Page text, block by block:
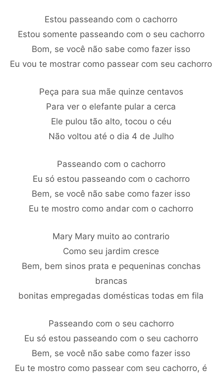
Estou passeando com o cachorro
Estou somente passeando com o seu cachorro
Bom, se você não sabe como fazer isso
Eu vou te mostrar como passear com seu cachorro
Peça para sua mãe quinze centavos
Para ver o elefante pular a cerca
Ele pulou tão alto, tocou o céu
Não voltou até o dia 4 de Julho
Passeando com o cachorro
Eu só estou passeando com o cachorro
Bem, se você não sabe como fazer isso
Eu te mostro como andar com o cachorro
Mary Mary muito ao contrario
Como seu jardim cresce
Bem, bem sinos prata e pequeninas conchas
brancas
bonitas empregadas domésticas todas em fila
Passeando com o seu cachorro
Eu só estou passeando com o seu cachorro
Bem, se você não sabe como fazer isso
Eu te mostro como passear com seu cachorro, é